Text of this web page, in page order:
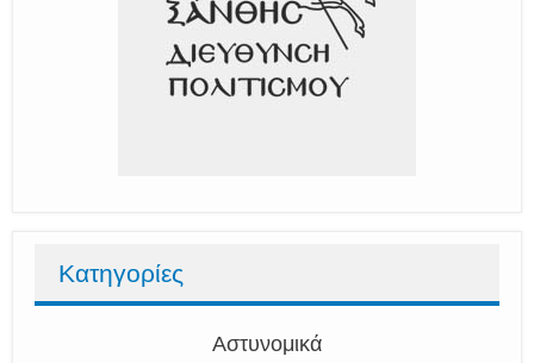
Κατηγορίες
Αστυνομικά